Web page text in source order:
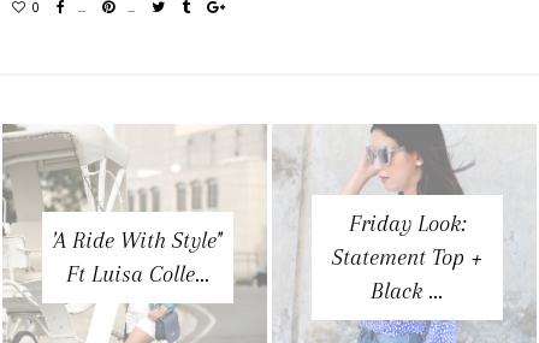
'A Ride With Style''
Ft Luisa Colle...
Friday Look:
Statement Top +
Black ...